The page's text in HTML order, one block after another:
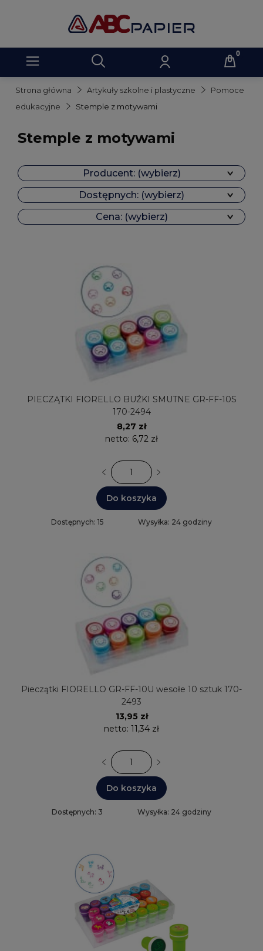
Strona główna Artykuły szkolne i plastyczne
Pomoce
edukacyjne
Stemple z motywami
Stemple z motywami
Producent: (wybierz)
Dostępnych: (wybierz)
Cena: (wybierz)
PIECZĄTKI FIORELLO BUŹKI SMUTNE GR-FF-10S
170-2494
8,27 zł
netto: 6,72 zł
Do koszyka
Dostępnych: 15 Wysyłka: 24 godziny
Pieczątki FIORELLO GR-FF-10U wesołe 10 sztuk 170-
2493
13,95 zł
netto: 11,34 zł
Do koszyka
Dostępnych: 3 Wysyłka: 24 godziny